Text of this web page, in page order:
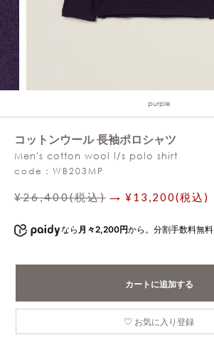
purple
コットンウール 長袖ポロシャツ
Men's cotton wool l/s polo shirt
code：WB203MP
¥26,400(税込) → ¥13,200(税込)
なら 月々2,200円から。分割手数料無料
カートに追加する
お気に入り登録